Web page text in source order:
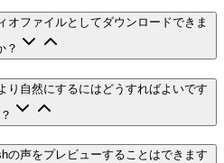
オファイルとしてダウンロードできま
？
り自然にするにはどうすればよいです
の声をプレビューすることはできます